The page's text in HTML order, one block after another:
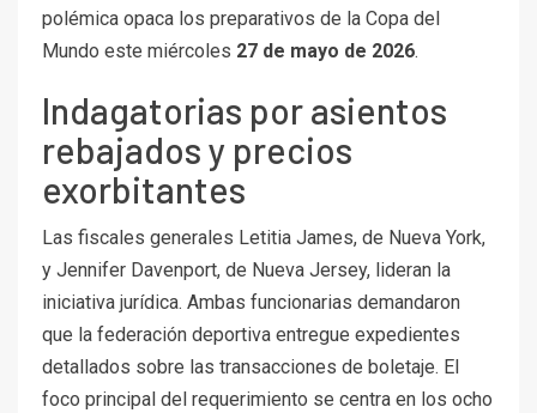
polémica opaca los preparativos de la Copa del
Mundo este miércoles 27 de mayo de 2026.
Indagatorias por asientos
rebajados y precios
exorbitantes
Las fiscales generales Letitia James, de Nueva York,
y Jennifer Davenport, de Nueva Jersey, lideran la
iniciativa jurídica. Ambas funcionarias demandaron
que la federación deportiva entregue expedientes
detallados sobre las transacciones de boletaje. El
foco principal del requerimiento se centra en los ocho